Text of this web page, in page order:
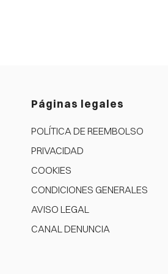
Páginas legales
POLÍTICA DE REEMBOLSO
PRIVACIDAD
COOKIES
CONDICIONES GENERALES
AVISO LEGAL
CANAL DENUNCIA